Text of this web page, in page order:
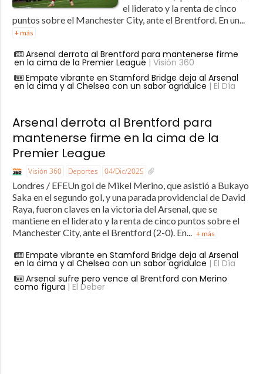
el liderato y la renta de cinco
puntos sobre el Manchester City, ante el Brentford. En un...
+ más
Arsenal derrota al Brentford para mantenerse firme
en la cima de la Premier League | Visión 360
Empate vibrante en Stamford Bridge deja al Arsenal
en la cima y al Chelsea con un sabor agridulce | El Día
Arsenal derrota al Brentford para
mantenerse firme en la cima de la
Premier League
Visión 360 Deportes 04/Dic/2025
Londres / EFEUn gol de Mikel Merino, que asistió a Bukayo
Saka en el segundo gol, y una parada providencial de David
Raya, fueron claves en la victoria del Arsenal, que se
mantiene en el liderato y la renta de cinco puntos sobre el
Manchester City, ante el Brentford (2-0). En... + más
Empate vibrante en Stamford Bridge deja al Arsenal
en la cima y al Chelsea con un sabor agridulce | El Día
Arsenal sufre pero vence al Brentford con Merino
como figura | El Deber